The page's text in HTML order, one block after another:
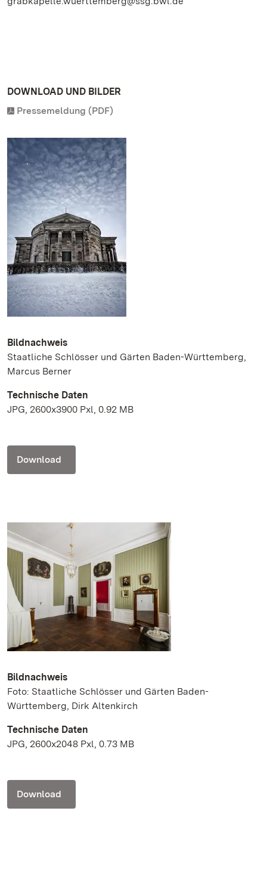
DOWNLOAD UND BILDER
Pressemeldung (PDF)
Bildnachweis
Staatliche Schlösser und Gärten Baden-Württemberg,
Marcus Berner
Technische Daten
JPG, 2600x3900 Pxl, 0.92 MB
Download
Bildnachweis
Foto: Staatliche Schlösser und Gärten Baden-
Württemberg, Dirk Altenkirch
Technische Daten
JPG, 2600x2048 Pxl, 0.73 MB
Download